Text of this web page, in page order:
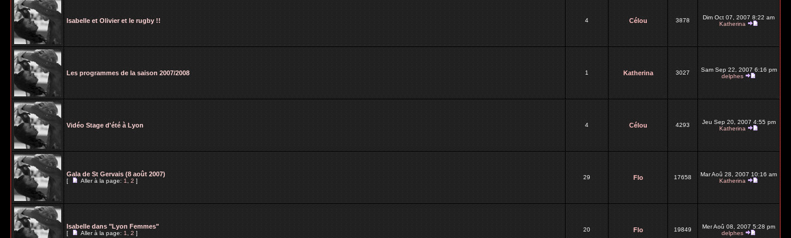
Isabelle et Olivier et le rugby !! 4 Célou 3878
Dim Oct 07, 2007 8:22 am
Katherina
Les programmes de la saison 2007/2008 1 Katherina 3027
Sam Sep 22, 2007 6:16 pm
delphes
Vidéo Stage d'été à Lyon 4 Célou 4293
Jeu Sep 20, 2007 4:55 pm
Katherina
Gala de St Gervais (8 août 2007)
[ Aller à la page:1,2]
29 Flo 17658
Mar Aoû 28, 2007 10:16 am
Katherina
Isabelle dans "Lyon Femmes"
[ Aller à la page:1,2]
20 Flo 19849
Mer Aoû 08, 2007 5:28 pm
delphes